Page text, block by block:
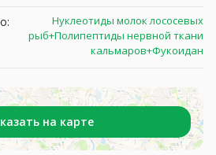
Нуклеотиды молок лососевых
рыб+Полипептиды нервной ткани
кальмаров+Фукоидан
на карте